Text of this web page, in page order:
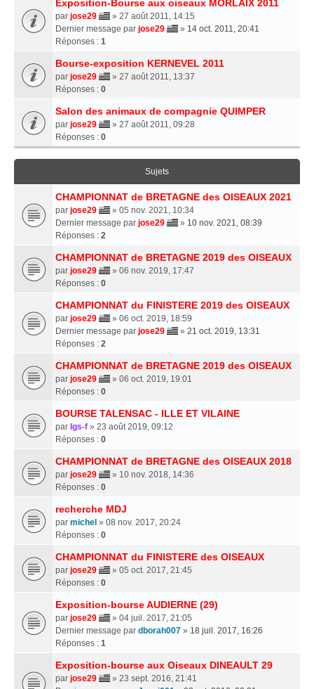
Exposition-Bourse aux oiseaux MORLAIX 2011
par jose29
» 27 août 2011, 14:15
Dernier message par jose29 » 14 oct. 2011, 20:41
Réponses : 1
Bourse-exposition KERNEVEL 2011
par jose29
» 27 août 2011, 13:37
Réponses : 0
Salon des animaux de compagnie QUIMPER
par jose29
» 27 août 2011, 09:28
Réponses : 0
Sujets
CHAMPIONNAT de BRETAGNE des OISEAUX 2021
par jose29
» 05 nov. 2021, 10:34
Dernier message par jose29 » 10 nov. 2021, 08:39
Réponses : 2
CHAMPIONNAT de BRETAGNE 2019 des OISEAUX
par jose29
» 06 nov. 2019, 17:47
Réponses : 0
CHAMPIONNAT du FINISTERE 2019 des OISEAUX
par jose29
» 06 oct. 2019, 18:59
Dernier message par jose29 » 21 oct. 2019, 13:31
Réponses : 2
CHAMPIONNAT de BRETAGNE 2019 des OISEAUX
par jose29
» 06 oct. 2019, 19:01
Réponses : 0
BOURSE TALENSAC - ILLE ET VILAINE
par lgs-f » 23 août 2019, 09:12
Réponses : 0
CHAMPIONNAT de BRETAGNE des OISEAUX 2018
par jose29
» 10 nov. 2018, 14:36
Réponses : 0
recherche MDJ
par michel » 08 nov. 2017, 20:24
Réponses : 0
CHAMPIONNAT du FINISTERE des OISEAUX
par jose29
» 05 oct. 2017, 21:45
Réponses : 0
Exposition-bourse AUDIERNE (29)
par jose29
» 04 juil. 2017, 21:05
Dernier message par dborah007 » 18 juil. 2017, 16:26
Réponses : 1
Exposition-bourse aux Oiseaux DINEAULT 29
par jose29
» 23 sept. 2016, 21:41